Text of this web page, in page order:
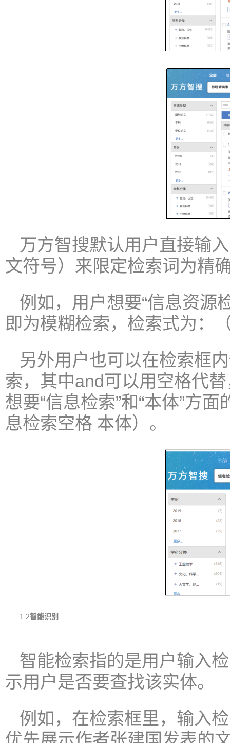
万方智搜默认用户直接输
文符号）来限定检索词为精
例如，用户想要“信息资源
即为模糊检索，检索式为：
另外用户也可以在检索框
索，其中and可以用空格代
想要“信息检索”和“本体”方
息检索空格 本体）。
1.2智能识别
智能检索指的是用户输入
示用户是否要查找该实体。
例如，在检索框里，输入